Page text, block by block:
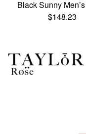
Black Sunny
$148.23